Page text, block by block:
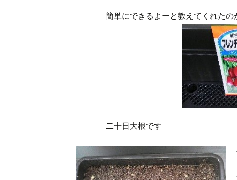
簡単にできるよーと教えてくれたの
二十日大根です